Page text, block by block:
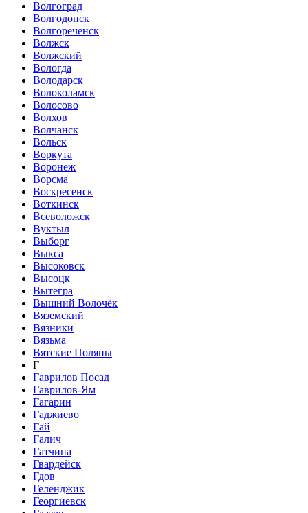
Волгоград
Волгодонск
Волгореченск
Волжск
Волжский
Вологда
Володарск
Волоколамск
Волосово
Волхов
Волчанск
Вольск
Воркута
Воронеж
Ворсма
Воскресенск
Воткинск
Всеволожск
Вуктыл
Выборг
Выкса
Высоковск
Высоцк
Вытегра
Вышний Волочёк
Вяземский
Вязники
Вязьма
Вятские Поляны
Г
Гаврилов Посад
Гаврилов-Ям
Гагарин
Гаджиево
Гай
Галич
Гатчина
Гвардейск
Гдов
Геленджик
Георгиевск